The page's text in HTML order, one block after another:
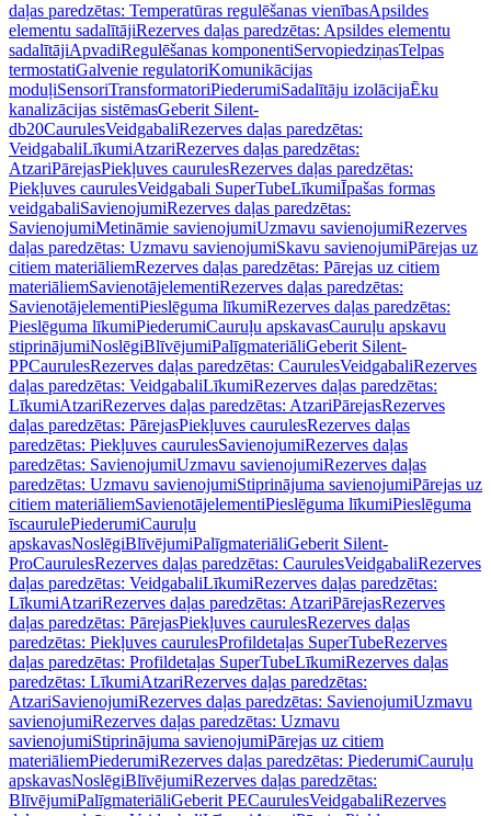
daļas paredzētas: Temperatūras regulēšanas vienībasApsildes
elementu sadalītājiRezerves daļas paredzētas: Apsildes elementu
sadalītājiApvadiRegulēšanas komponentiServopiedziņasTelpas
termostatiGalvenie regulatoriKomunikācijas
moduļiSensoriTransformatoriPiederumiSadalītāju izolācijaĒku
kanalizācijas sistēmasGeberit Silent-
db20CaurulesVeidgabaliRezerves daļas paredzētas:
VeidgabaliLīkumiAtzariRezerves daļas paredzētas:
AtzariPārejasPiekļuves caurulesRezerves daļas paredzētas:
Piekļuves caurulesVeidgabali SuperTubeLīkumiĪpašas formas
veidgabaliSavienojumiRezerves daļas paredzētas:
SavienojumiMetināmie savienojumiUzmavu savienojumiRezerves
daļas paredzētas: Uzmavu savienojumiSkavu savienojumiPārejas uz
citiem materiāliemRezerves daļas paredzētas: Pārejas uz citiem
materiāliemSavienotājelementiRezerves daļas paredzētas:
SavienotājelementiPieslēguma līkumiRezerves daļas paredzētas:
Pieslēguma līkumiPiederumiCauruļu apskavasCauruļu apskavu
stiprinājumiNoslēgiBlīvējumiPalīgmateriāliGeberit Silent-
PPCaurulesRezerves daļas paredzētas: CaurulesVeidgabaliRezerves
daļas paredzētas: VeidgabaliLīkumiRezerves daļas paredzētas:
LīkumiAtzariRezerves daļas paredzētas: AtzariPārejasRezerves
daļas paredzētas: PārejasPiekļuves caurulesRezerves daļas
paredzētas: Piekļuves caurulesSavienojumiRezerves daļas
paredzētas: SavienojumiUzmavu savienojumiRezerves daļas
paredzētas: Uzmavu savienojumiStiprinājuma savienojumiPārejas uz
citiem materiāliemSavienotājelementiPieslēguma līkumiPieslēguma
īscaurulePiederumiCauruļu
apskavasNoslēgiBlīvējumiPalīgmateriāliGeberit Silent-
ProCaurulesRezerves daļas paredzētas: CaurulesVeidgabaliRezerves
daļas paredzētas: VeidgabaliLīkumiRezerves daļas paredzētas:
LīkumiAtzariRezerves daļas paredzētas: AtzariPārejasRezerves
daļas paredzētas: PārejasPiekļuves caurulesRezerves daļas
paredzētas: Piekļuves caurulesProfildetaļas SuperTubeRezerves
daļas paredzētas: Profildetaļas SuperTubeLīkumiRezerves daļas
paredzētas: LīkumiAtzariRezerves daļas paredzētas:
AtzariSavienojumiRezerves daļas paredzētas: SavienojumiUzmavu
savienojumiRezerves daļas paredzētas: Uzmavu
savienojumiStiprinājuma savienojumiPārejas uz citiem
materiāliemPiederumiRezerves daļas paredzētas: PiederumiCauruļu
apskavasNoslēgiBlīvējumiRezerves daļas paredzētas:
BlīvējumiPalīgmateriāliGeberit PECaurulesVeidgabaliRezerves